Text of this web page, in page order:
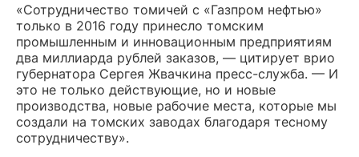
«Сотрудничество томичей с «Газпром нефтью»
только в 2016 году принесло томским
промышленным и инновационным предприятиям
два миллиарда рублей заказов, — цитирует врио
губернатора Сергея Жвачкина пресс-служба. — И
это не только действующие, но и новые
производства, новые рабочие места, которые мы
создали на томских заводах благодаря тесному
сотрудничеству».